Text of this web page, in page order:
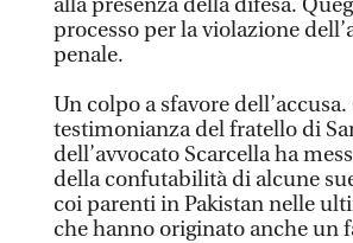
processo per la violazione
penale.
Un colpo a sfavore
testimonianza del fratello di
dell’avvocato Scarcella ha
della confutabilità di alcune
coi parenti in Pakistan nelle
che hanno originato anche un